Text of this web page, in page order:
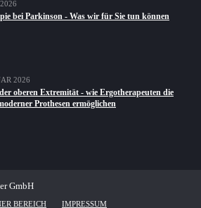
bei Parkinson - Was wir für Sie tun können
2026
oberen Extremität - wie Ergotherapeuten die
Prothesen ermöglichen
GmbH
BEREICH IMPRESSUM